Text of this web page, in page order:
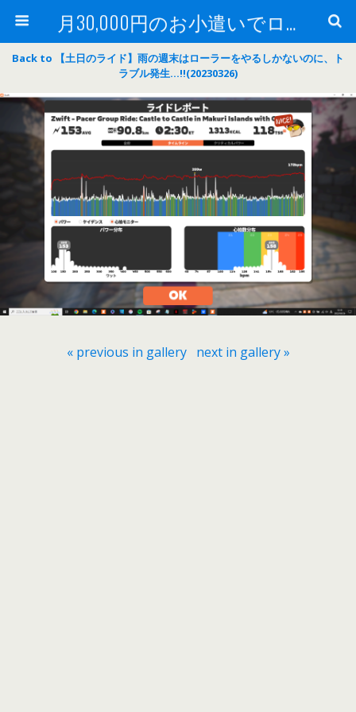
月30,000円のお小遣いでロードバイク
Back to 【土日のライド】雨の週末はローラーをやるしかないのに、ト
ラブル発生…‼(20230326)
« previous in gallery next in gallery »